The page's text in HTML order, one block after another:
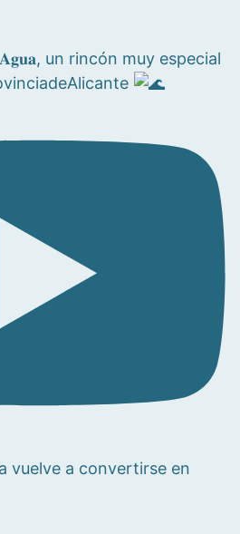
𝐀𝐠𝐮𝐚, un rincón muy especial
vuelve a convertirse en